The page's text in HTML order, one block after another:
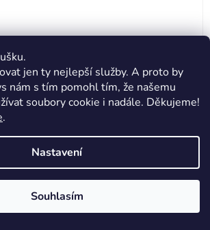
jen ty nejlepší služby. A proto by
nám s tím pomohl tím, že našemu
soubory cookie i nadále. Děkujeme!
.
Nastavení
Souhlasím
z důvodu
budou veškeré
přijaté ve dnech
7. 8. vyřízeny až v
10. 8.
za pochopení.
League - America Generations